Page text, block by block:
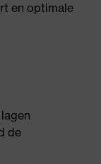
en optimale
de